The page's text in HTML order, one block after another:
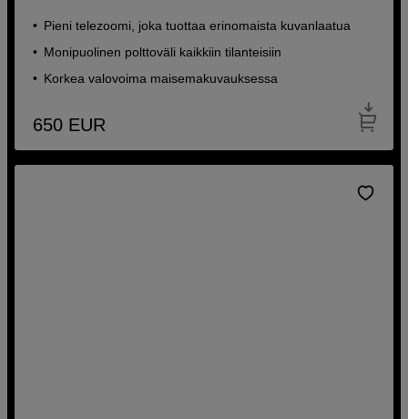
Pieni telezoomi, joka tuottaa erinomaista kuvanlaatua
Monipuolinen polttoväli kaikkiin tilanteisiin
Korkea valovoima maisemakuvauksessa
650 EUR